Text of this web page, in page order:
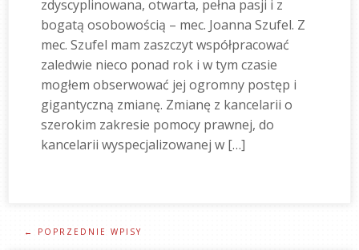
zdyscyplinowana, otwarta, pełna pasji i z
bogatą osobowością – mec. Joanna Szufel. Z
mec. Szufel mam zaszczyt współpracować
zaledwie nieco ponad rok i w tym czasie
mogłem obserwować jej ogromny postęp i
gigantyczną zmianę. Zmianę z kancelarii o
szerokim zakresie pomocy prawnej, do
kancelarii wyspecjalizowanej w […]
← POPRZEDNIE WPISY